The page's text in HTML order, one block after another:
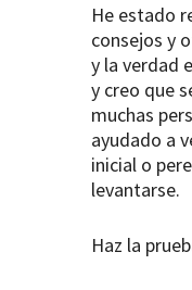
He estado
consejos y
y la verdad
y creo que
muchas
ayudado a
inicial o
levantarse.
Haz la